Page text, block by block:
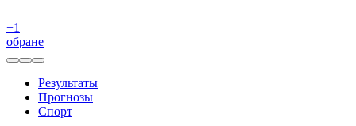
+1
обране
Результаты
Прогнозы
Спорт